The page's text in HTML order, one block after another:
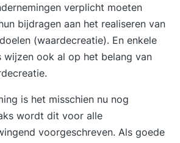
verplicht moeten
bijdragen aan het realiseren van
(waardecreatie). En enkele
wijzen ook al op het belang van
is het misschien nu nog
wordt dit voor alle
voorgeschreven. Als goede